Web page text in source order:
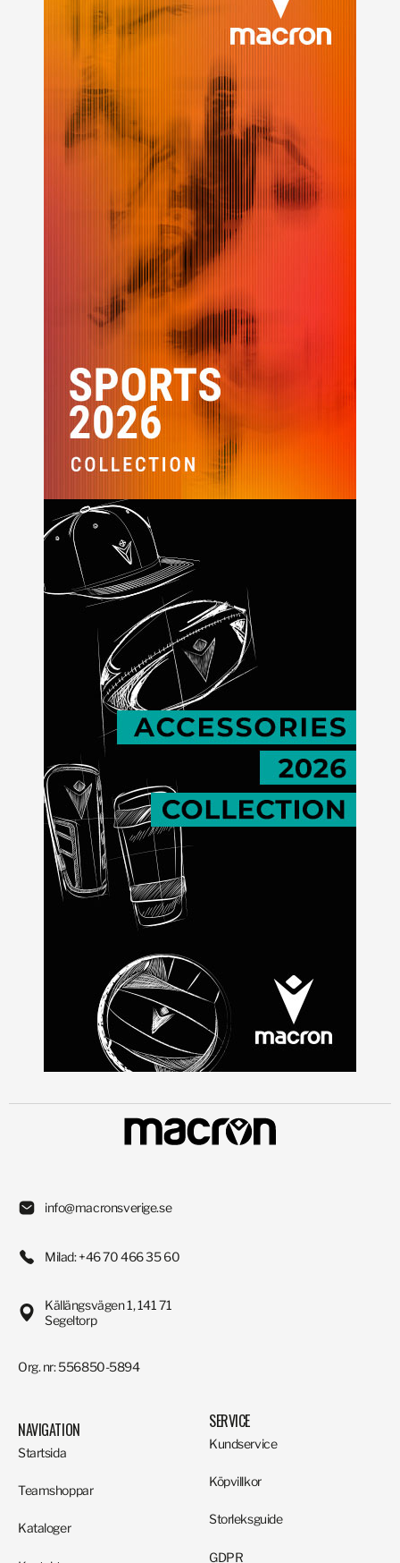
info@macronsverige.se
Milad: +46 70 466 35 60
Källängsvägen 1, 141 71
Segeltorp
Org. nr: 556850-5894
NAVIGATION
Startsida
Teamshoppar
Kataloger
SERVICE
Kundservice
Köpvillkor
Storleksguide
GDPR